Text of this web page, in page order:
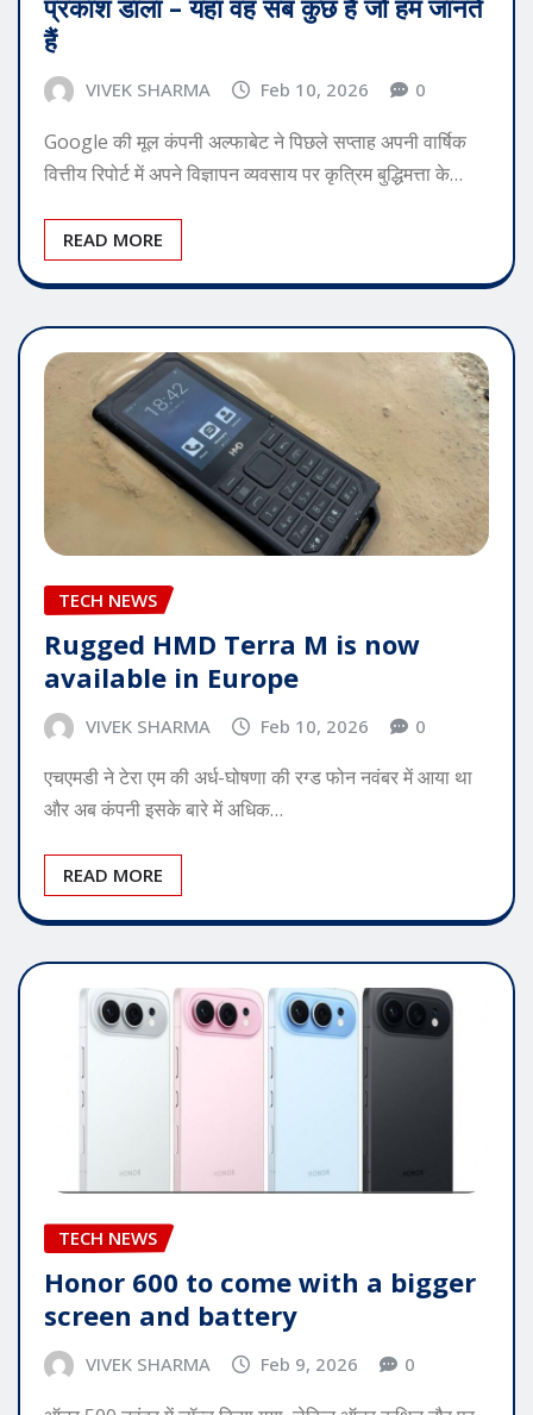
हैं
VIVEK SHARMA Feb 10, 2026 0
Google की मूल कंपनी अल्फाबेट ने पिछले सप्ताह अपनी वार्षिक
वित्तीय रिपोर्ट में अपने विज्ञापन व्यवसाय पर कृत्रिम बुद्धिमत्ता के…
READ MORE
TECH NEWS
Rugged HMD Terra M is now
available in Europe
VIVEK SHARMA Feb 10, 2026 0
एचएमडी ने टेरा एम की अर्ध-घोषणा की रग्ड फोन नवंबर में आया था
और अब कंपनी इसके बारे में अधिक…
READ MORE
TECH NEWS
Honor 600 to come with a bigger
screen and battery
VIVEK SHARMA Feb 9, 2026 0
ऑनर 500 नवंबर में लॉन्च किया गया, लेकिन ऑनर कथित तौर पर